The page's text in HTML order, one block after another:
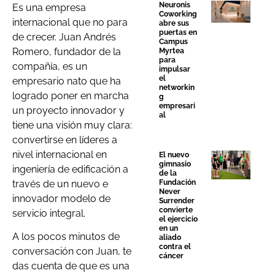
Es una empresa
internacional que no para
de crecer. Juan Andrés
Romero, fundador de la
compañía, es un
empresario nato que ha
logrado poner en marcha
un proyecto innovador y
tiene una visión muy clara:
convertirse en líderes a
nivel internacional en
ingeniería de edificación a
través de un nuevo e
innovador modelo de
servicio integral.
A los pocos minutos de
conversación con Juan, te
das cuenta de que es una
Neuronis
Coworking
abre sus
puertas en
Campus
Myrtea
para
impulsar
el
networkin
g
empresari
al
El nuevo
gimnasio
de la
Fundación
Never
Surrender
convierte
el ejercicio
en un
aliado
contra el
cáncer